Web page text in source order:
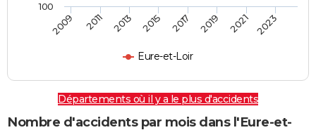
Eure-et-Loir
2009 2011 2013 2015 2017 2019 2021 2023
100
Départements où il y a le plus d'accidents
Nombre d'accidents par mois dans l'Eure-et-